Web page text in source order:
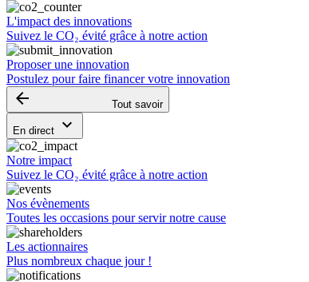
L'impact des innovations
Suivez le CO₂ évité grâce à notre action
Proposer une innovation
Postulez pour faire financer votre innovation
arrow_backward Tout savoir
En direct keyboard_arrow_down
Notre impact
Suivez le CO₂ évité grâce à notre action
Nos évènements
Toutes les occasions pour servir notre cause
Les actionnaires
Plus nombreux chaque jour !